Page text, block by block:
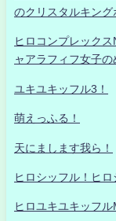
のクリスタルキン
ヒロコンプレック
ャアラフィフ女子
ユキユキッフル3！
萌えっふる！
天にまします我ら！
ヒロシッフル！ヒ
ヒロユキユキッフ